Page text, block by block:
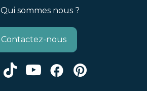
Qui sommes nous ?
Contactez-nous